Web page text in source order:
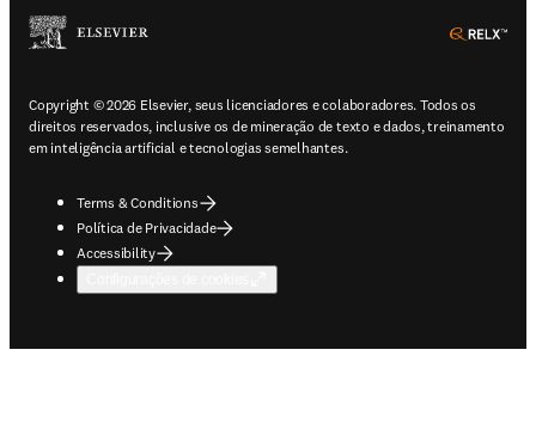
Copyright © 2026 Elsevier, seus licenciadores e colaboradores. Todos os
direitos reservados, inclusive os de mineração de texto e dados, treinamento
em inteligência artificial e tecnologias semelhantes.
Terms & Conditions
Política de Privacidade
Accessibility